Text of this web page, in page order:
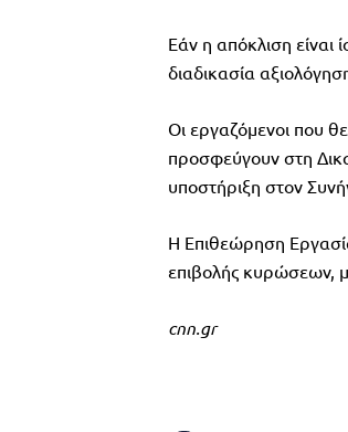
Εάν η απόκλιση είναι
διαδικασία
Οι εργαζόμενοι που
προσφεύγουν στη
υποστήριξη στον
Η Επιθεώρηση
επιβολής κυρώσεων,
cnn.gr